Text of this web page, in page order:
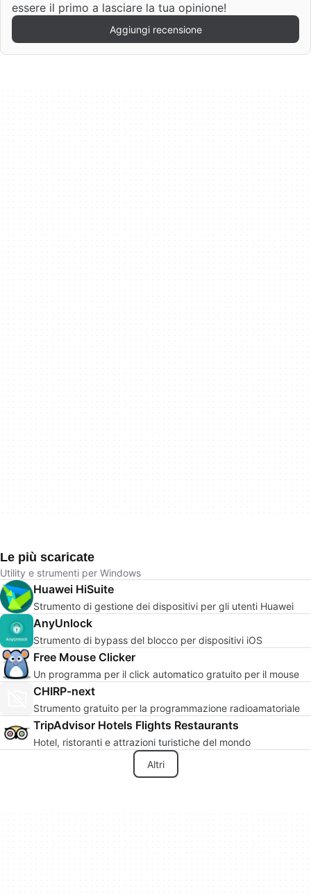
essere il primo a lasciare la tua opinione!
Aggiungi recensione
Le più scaricate
Utility e strumenti per Windows
Huawei HiSuite
Strumento di gestione dei dispositivi per gli utenti Huawei
AnyUnlock
Strumento di bypass del blocco per dispositivi iOS
Free Mouse Clicker
Un programma per il click automatico gratuito per il mouse
CHIRP-next
Strumento gratuito per la programmazione radioamatoriale
TripAdvisor Hotels Flights Restaurants
Hotel, ristoranti e attrazioni turistiche del mondo
Altri